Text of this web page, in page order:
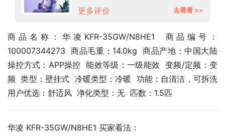
更多评价
去看看 >>
商品名称：华凌KFR-35GW/N8HE1  商品编号：
100007344273  商品毛重：14.0kg  商品产地：中国大陆
操控方式：APP操控  能效等级：一级能效  变频/定频：变
频  类型：壁挂式  冷暖类型：冷暖  功能：自清洁，可拆洗
用户优选：舒适风  净化类型：无  匹数：1.5匹
华凌 KFR-35GW/N8HE1 买家看法：